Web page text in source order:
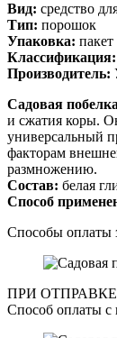
Вид: средство
Тип: порошок
Упаковка:
Классификация:
Производитель:
Садовая
и сжатия коры.
универсальный
факторам
размножению.
Состав: белая
Способ
Способы оплаты
ПРИ
Способ оплаты с